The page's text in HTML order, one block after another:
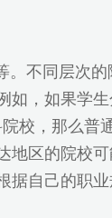
。不同层次
如，如果学
校，那么普
地区的院校
据自己的职